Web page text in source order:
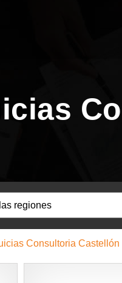
Consultoria Castellón